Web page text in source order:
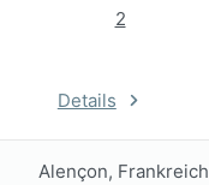
2
Details
Alençon, Frankreich